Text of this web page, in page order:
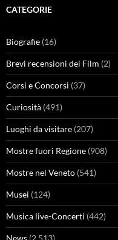
CATEGORIE
Biografie (16)
Brevi recensioni dei Film (2)
Corsi e Concorsi (37)
Curiosità (491)
Luoghi da visitare (207)
Mostre fuori Regione (908)
Mostre nel Veneto (541)
Musei (124)
Musica live-Concerti (442)
News (2.513)